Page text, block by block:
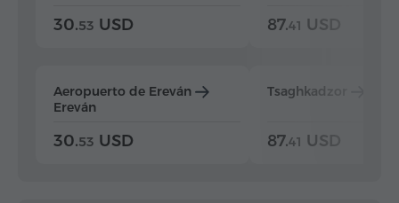
30.53 USD
Aeropuerto de Ereván
Ereván
30.53 USD
87.41 USD
Tsaghkadzor
87.41 USD